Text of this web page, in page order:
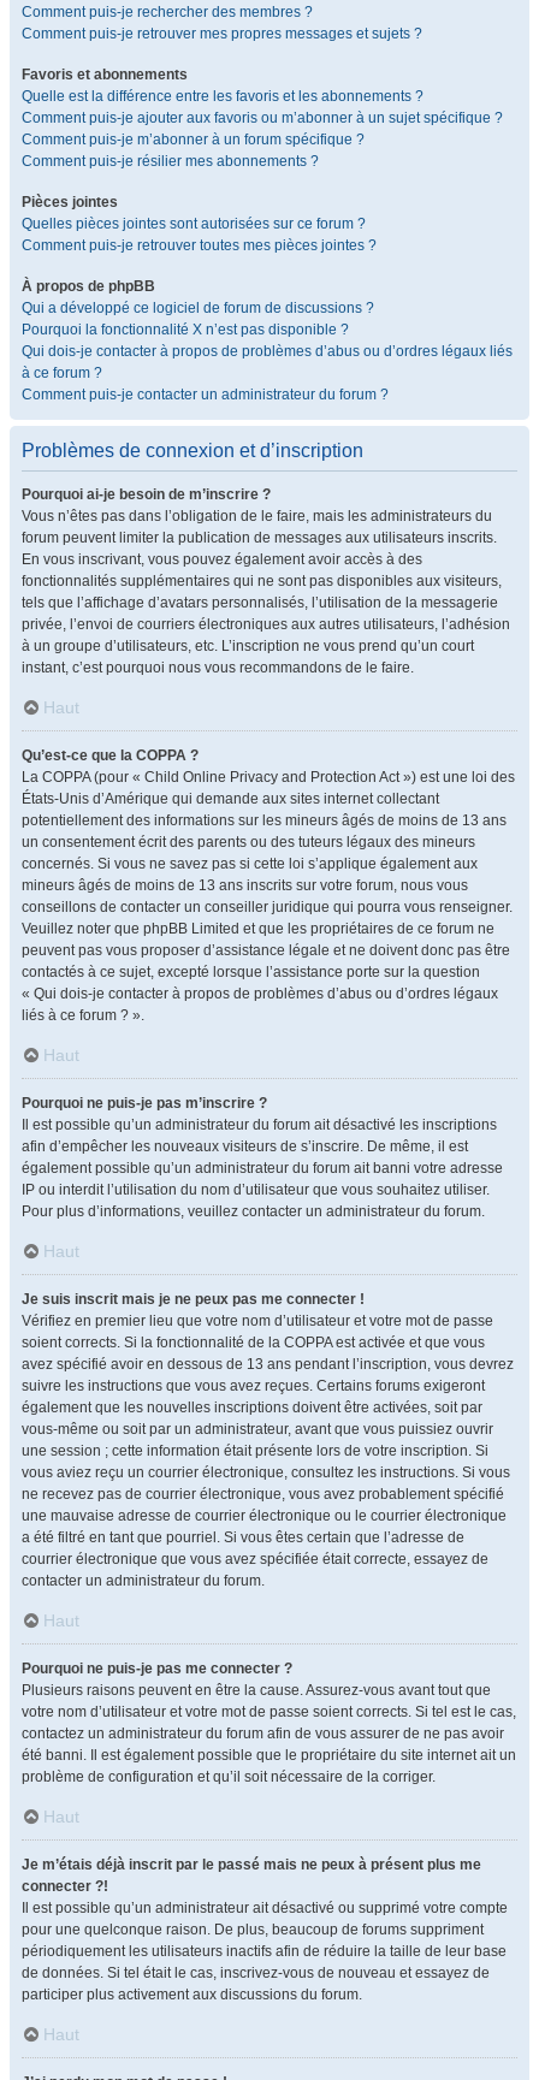
Comment puis-je rechercher des membres ?
Comment puis-je retrouver mes propres messages et sujets ?
Favoris et abonnements
Quelle est la différence entre les favoris et les abonnements ?
Comment puis-je ajouter aux favoris ou m’abonner à un sujet spécifique ?
Comment puis-je m’abonner à un forum spécifique ?
Comment puis-je résilier mes abonnements ?
Pièces jointes
Quelles pièces jointes sont autorisées sur ce forum ?
Comment puis-je retrouver toutes mes pièces jointes ?
À propos de phpBB
Qui a développé ce logiciel de forum de discussions ?
Pourquoi la fonctionnalité X n’est pas disponible ?
Qui dois-je contacter à propos de problèmes d’abus ou d’ordres légaux liés
à ce forum ?
Comment puis-je contacter un administrateur du forum ?
Problèmes de connexion et d’inscription
Pourquoi ai-je besoin de m’inscrire ?
Vous n’êtes pas dans l’obligation de le faire, mais les administrateurs du
forum peuvent limiter la publication de messages aux utilisateurs inscrits.
En vous inscrivant, vous pouvez également avoir accès à des
fonctionnalités supplémentaires qui ne sont pas disponibles aux visiteurs,
tels que l’affichage d’avatars personnalisés, l’utilisation de la messagerie
privée, l’envoi de courriers électroniques aux autres utilisateurs, l’adhésion
à un groupe d’utilisateurs, etc. L’inscription ne vous prend qu’un court
instant, c’est pourquoi nous vous recommandons de le faire.
Haut
Qu’est-ce que la COPPA ?
La COPPA (pour « Child Online Privacy and Protection Act ») est une loi des
États-Unis d’Amérique qui demande aux sites internet collectant
potentiellement des informations sur les mineurs âgés de moins de 13 ans
un consentement écrit des parents ou des tuteurs légaux des mineurs
concernés. Si vous ne savez pas si cette loi s’applique également aux
mineurs âgés de moins de 13 ans inscrits sur votre forum, nous vous
conseillons de contacter un conseiller juridique qui pourra vous renseigner.
Veuillez noter que phpBB Limited et que les propriétaires de ce forum ne
peuvent pas vous proposer d’assistance légale et ne doivent donc pas être
contactés à ce sujet, excepté lorsque l’assistance porte sur la question
« Qui dois-je contacter à propos de problèmes d’abus ou d’ordres légaux
liés à ce forum ? ».
Haut
Pourquoi ne puis-je pas m’inscrire ?
Il est possible qu’un administrateur du forum ait désactivé les inscriptions
afin d’empêcher les nouveaux visiteurs de s’inscrire. De même, il est
également possible qu’un administrateur du forum ait banni votre adresse
IP ou interdit l’utilisation du nom d’utilisateur que vous souhaitez utiliser.
Pour plus d’informations, veuillez contacter un administrateur du forum.
Haut
Je suis inscrit mais je ne peux pas me connecter !
Vérifiez en premier lieu que votre nom d’utilisateur et votre mot de passe
soient corrects. Si la fonctionnalité de la COPPA est activée et que vous
avez spécifié avoir en dessous de 13 ans pendant l’inscription, vous devrez
suivre les instructions que vous avez reçues. Certains forums exigeront
également que les nouvelles inscriptions doivent être activées, soit par
vous-même ou soit par un administrateur, avant que vous puissiez ouvrir
une session ; cette information était présente lors de votre inscription. Si
vous aviez reçu un courrier électronique, consultez les instructions. Si vous
ne recevez pas de courrier électronique, vous avez probablement spécifié
une mauvaise adresse de courrier électronique ou le courrier électronique
a été filtré en tant que pourriel. Si vous êtes certain que l’adresse de
courrier électronique que vous avez spécifiée était correcte, essayez de
contacter un administrateur du forum.
Haut
Pourquoi ne puis-je pas me connecter ?
Plusieurs raisons peuvent en être la cause. Assurez-vous avant tout que
votre nom d’utilisateur et votre mot de passe soient corrects. Si tel est le cas,
contactez un administrateur du forum afin de vous assurer de ne pas avoir
été banni. Il est également possible que le propriétaire du site internet ait un
problème de configuration et qu’il soit nécessaire de la corriger.
Haut
Je m’étais déjà inscrit par le passé mais ne peux à présent plus me
connecter ?!
Il est possible qu’un administrateur ait désactivé ou supprimé votre compte
pour une quelconque raison. De plus, beaucoup de forums suppriment
périodiquement les utilisateurs inactifs afin de réduire la taille de leur base
de données. Si tel était le cas, inscrivez-vous de nouveau et essayez de
participer plus activement aux discussions du forum.
Haut